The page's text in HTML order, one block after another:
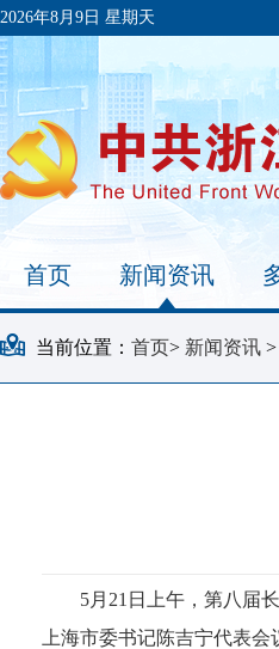
2026年8月9日 星期天
首页 新闻资讯
当前位置： 首页> 新闻资讯 >
5月21日上午，第八届
上海市委书记陈吉宁代表